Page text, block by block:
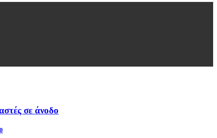
σε άνοδο